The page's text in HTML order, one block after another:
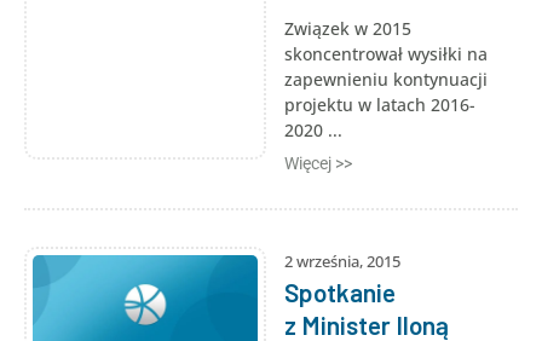
Związek w 2015
skoncentrował wysiłki na
zapewnieniu kontynuacji
projektu w latach 2016-
2020 ...
Więcej >>
2 września, 2015
Spotkanie
z Minister Iloną